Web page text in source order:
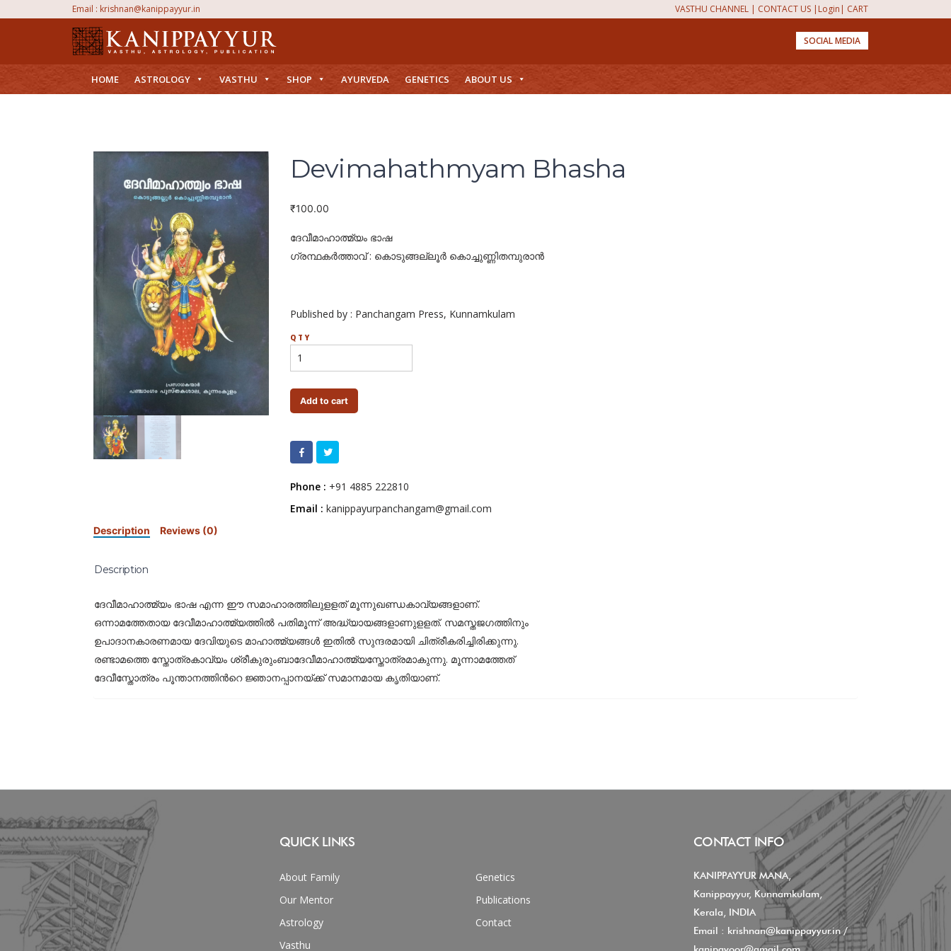
Email : krishnan@kanippayyur.in VASTHU CHANNEL | CONTACT US | Login | CART
SOCIAL MEDIA
HOME ASTROLOGY VASTHU SHOP AYURVEDA GENETICS ABOUT US
Devimahathmyam Bhasha
₹100.00
ദേവീമാഹാത്മ്യം ഭാഷ
ഗ്രന്ഥകര്‍ത്താവ് : കൊടുങ്ങല്ലൂര്‍ കൊച്ചുണ്ണിതമ്പുരാന്‍
Published by : Panchangam Press, Kunnamkulam
QTY
Add to cart
Phone : +91 4885 222810
Email : kanippayurpanchangam@gmail.com
Description Reviews (0)
Description
ദേവീമാഹാത്മ്യം ഭാഷ എന്ന ഈ സമാഹാരത്തിലുളളത് മൂന്നുഖണ്ഡകാവ്യങ്ങളാണ്.
ഒന്നാമത്തേതായ ദേവീമാഹാത്മ്യത്തില്‍ പതിമൂന്ന് അദ്ധ്യായങ്ങളാണുളളത്. സമസ്തജഗത്തിനും
ഉപാദാനകാരണമായ ദേവിയുടെ മാഹാത്മ്യങ്ങള്‍ ഇതില്‍ സുന്ദരമായി ചിത്രീകരിച്ചിരിക്കുന്നു.
രണ്ടാമത്തെ സ്തോത്രകാവ്യം ശ്രീകുരുംബാദേവീമാഹാത്മ്യസ്തോത്രമാകുന്നു. മൂന്നാമത്തേത്
ദേവീസ്തോത്രം പൂന്താനത്തിന്‍റെ ജ്ഞാനപ്പാനയ്ക്ക് സമാനമായ കൃതിയാണ്.
QUICK LINKS
About Family
Our Mentor
Astrology
Vasthu
Genetics
Publications
Contact
CONTACT INFO
KANIPPAYYUR MANA,
Kanippayyur, Kunnamkulam,
Kerala, INDIA
Email : krishnan@kanippayyur.in/